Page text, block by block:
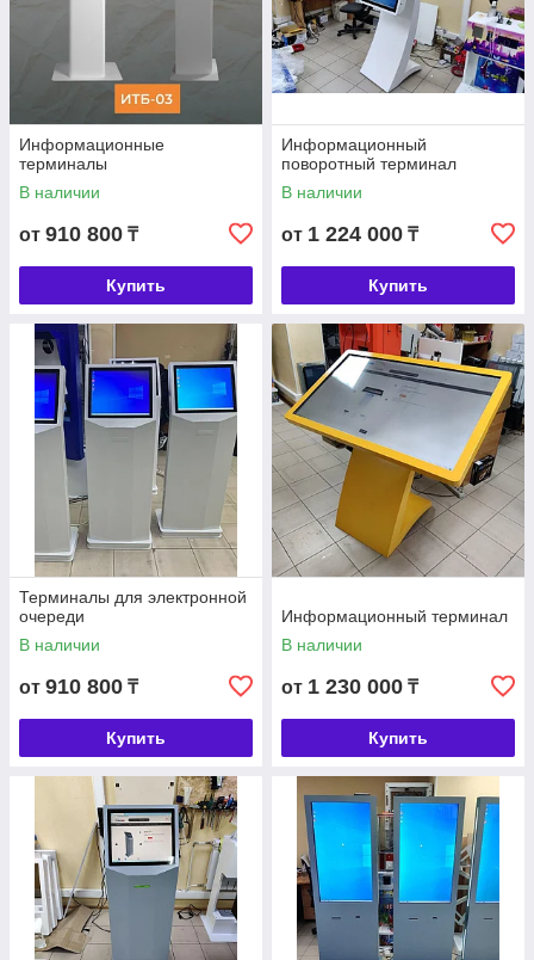
Информационные
терминалы
В наличии
от 910 800 ₸
Купить
Информационный
поворотный терминал
В наличии
от 1 224 000 ₸
Купить
Терминалы для электронной
очереди
В наличии
от 910 800 ₸
Купить
Информационный терминал
В наличии
от 1 230 000 ₸
Купить